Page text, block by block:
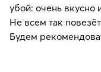
убой: очень вкусно
Не всем так
Будем